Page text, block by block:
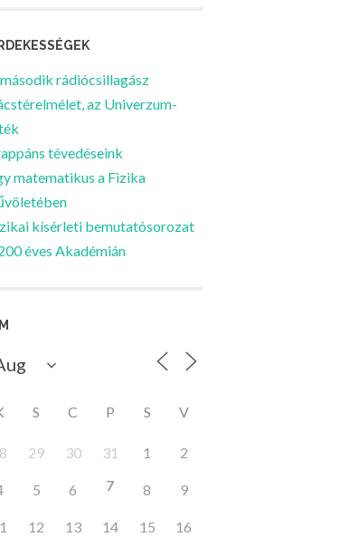
rádiócsillagász
az Univerzum-
tévedéseink
matematikus a Fizika
kísérleti bemutatósorozat
éves Akadémián
S C P S V
29 30 31 1 2
5 6 7 8 9
12 13 14 15 16